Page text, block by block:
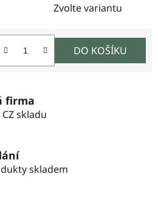
Zvolte variantu
DO KOŠÍKU
firma
skladu
skladem